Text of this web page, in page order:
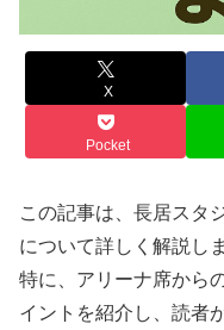
X
Pocket
この記事は、長居スタ
について詳しく解説し
特に、アリーナ席から
イントを紹介し、読者